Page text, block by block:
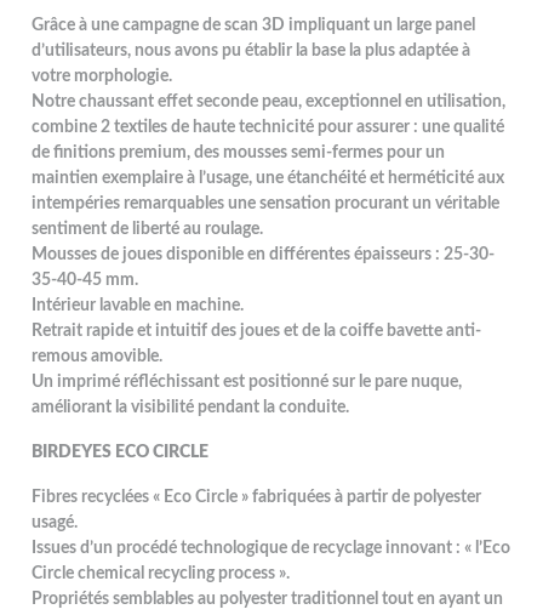
Grâce à une campagne de scan 3D impliquant un large panel
d’utilisateurs, nous avons pu établir la base la plus adaptée à
votre morphologie.
Notre chaussant effet seconde peau, exceptionnel en utilisation,
combine 2 textiles de haute technicité pour assurer : une qualité
de finitions premium, des mousses semi-fermes pour un
maintien exemplaire à l’usage, une étanchéité et herméticité aux
intempéries remarquables une sensation procurant un véritable
sentiment de liberté au roulage.
Mousses de joues disponible en différentes épaisseurs : 25-30-
35-40-45 mm.
Intérieur lavable en machine.
Retrait rapide et intuitif des joues et de la coiffe bavette anti-
remous amovible.
Un imprimé réfléchissant est positionné sur le pare nuque,
améliorant la visibilité pendant la conduite.
BIRDEYES ECO CIRCLE
Fibres recyclées « Eco Circle » fabriquées à partir de polyester
usagé.
Issues d’un procédé technologique de recyclage innovant : « l’Eco
Circle chemical recycling process ».
Propriétés semblables au polyester traditionnel tout en ayant un